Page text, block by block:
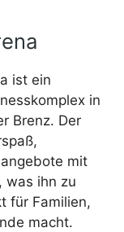
ist ein
in
Brenz. Der
mit
was ihn zu
für Familien,
macht.